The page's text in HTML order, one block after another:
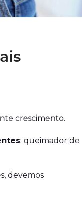
crescimento.
: queimador de
devemos